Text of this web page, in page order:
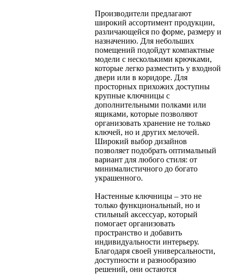
Производители предлагают
широкий ассортимент продукции,
различающейся по форме, размеру и
назначению. Для небольших
помещений подойдут компактные
модели с несколькими крючками,
которые легко разместить у входной
двери или в коридоре. Для
просторных прихожих доступны
крупные ключницы с
дополнительными полками или
ящиками, которые позволяют
организовать хранение не только
ключей, но и других мелочей.
Широкий выбор дизайнов
позволяет подобрать оптимальный
вариант для любого стиля: от
минималистичного до богато
украшенного.
Настенные ключницы – это не
только функциональный, но и
стильный аксессуар, который
помогает организовать
пространство и добавить
индивидуальности интерьеру.
Благодаря своей универсальности,
доступности и разнообразию
решений, они остаются